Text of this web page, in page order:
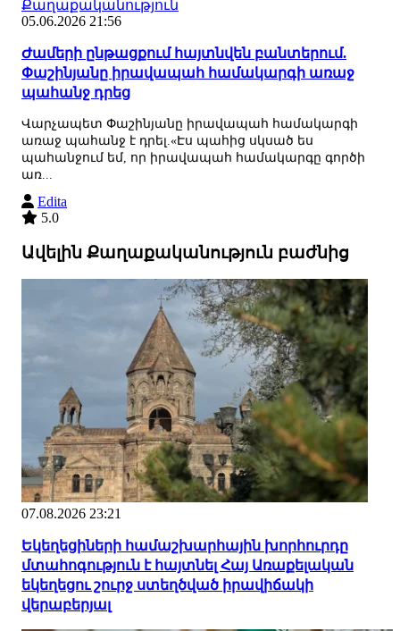
Քաղաքականություն
05.06.2026 21:56
Ժամերի ընթացքում հայտնվեն բանտերում.
Փաշինյանը իրավապահ համակարգի առաջ
պահանջ դրեց
Վարչապետ Փաշինյանը իրավապահ համակարգի
առաջ պահանջ է դրել.«Էս պահից սկսած ես
պահանջում եմ, որ իրավապահ համակարգը գործի
առ...
Edita
5.0
Ավելին Քաղաքականություն բաժնից
07.08.2026 23:21
Եկեղեցիների համաշխարհային խորհուրդը
մտահոգություն է հայտնել Հայ Առաքելական
եկեղեցու շուրջ ստեղծված իրավիճակի
վերաբերյալ